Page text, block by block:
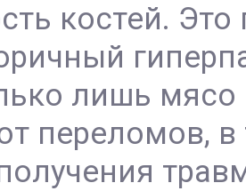
костей. Это
лишь
переломов,